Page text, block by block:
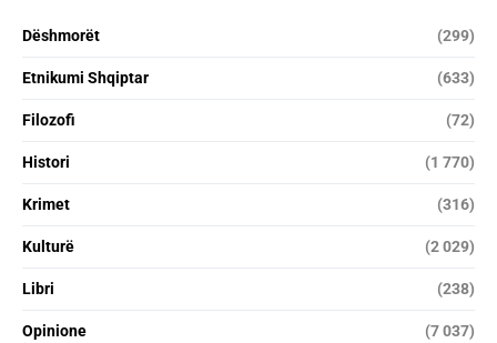
Dëshmorët (299)
Etnikumi Shqiptar (633)
Filozofi (72)
Histori (1 770)
Krimet (316)
Kulturë (2 029)
Libri (238)
Opinione (7 037)